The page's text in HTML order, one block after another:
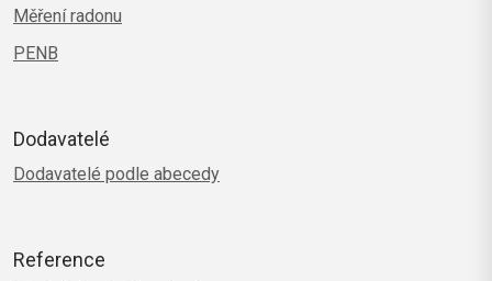
Měření radonu
PENB
Dodavatelé
Dodavatelé podle abecedy
Reference